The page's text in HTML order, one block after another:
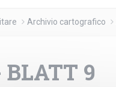
Archivio cartografico
BLATT 9